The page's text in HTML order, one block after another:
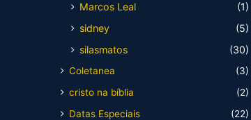
Marcos Leal
(1)
sidney
(5)
silasmatos
(30)
Coletanea
(3)
cristo na bíblia
(2)
Datas Especiais
(22)